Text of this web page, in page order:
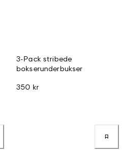
3-Pack stribede
bokserunderbukser
350 kr